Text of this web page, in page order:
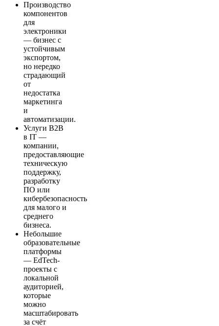
Производство
компонентов
для
электроники
— бизнес с
устойчивым
экспортом,
но нередко
страдающий
от
недостатка
маркетинга
и
автоматизации.
Услуги B2B
в IT —
компании,
предоставляющие
техническую
поддержку,
разработку
ПО или
кибербезопасность
для малого и
среднего
бизнеса.
Небольшие
образовательные
платформы
— EdTech-
проекты с
локальной
аудиторией,
которые
можно
масштабировать
за счёт